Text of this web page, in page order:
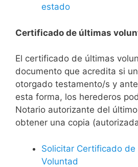
estado
Certificado de últimas
El certificado de últimas
documento que acredita si
otorgado testamento/s y
esta forma, los herederos
Notario autorizante del
obtener una copia
Solicitar Certificado
Voluntad